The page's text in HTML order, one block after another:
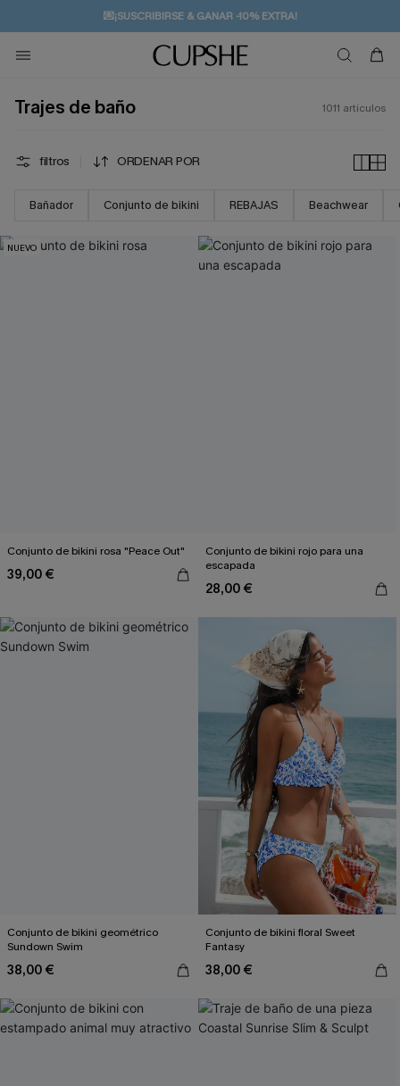
💌¡SUSCRIBIRSE & GANAR -10% EXTRA!
🚚ENVÍO GRATUITO A PARTIR DE 49 € >>
Trajes de baño 1011 artículos
filtros ORDENAR POR
Bañador Conjunto de bikini REBAJAS Beachwear
NUEVO
Conjunto de bikini rosa "Peace Out"
39,00 €
Conjunto de bikini rojo para una
escapada
28,00 €
Conjunto de bikini geométrico
Sundown Swim
38,00 €
Conjunto de bikini floral Sweet
Fantasy
38,00 €